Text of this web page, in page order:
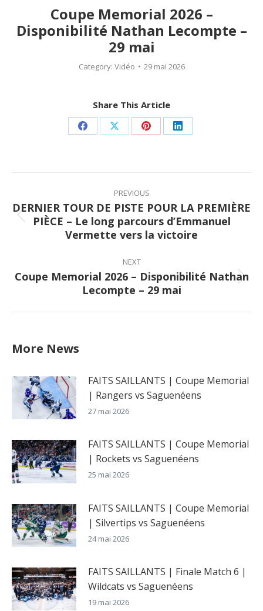
Coupe Memorial 2026 –
Disponibilité Nathan Lecompte –
29 mai
Category: Vidéo 29 mai 2026
Share This Article
Share Share Share Share
Post
PREVIOUS
Previous
post:
DERNIER TOUR DE PISTE POUR LA PREMIÈRE
PIÈCE – Le long parcours d’Emmanuel
Vermette vers la victoire
NEXT
Next
post:
Coupe Memorial 2026 – Disponibilité Nathan
Lecompte – 29 mai
More News
FAITS SAILLANTS | Coupe Memorial
| Rangers vs Saguenéens
27 mai 2026
FAITS SAILLANTS | Coupe Memorial
| Rockets vs Saguenéens
25 mai 2026
FAITS SAILLANTS | Coupe Memorial
| Silvertips vs Saguenéens
24 mai 2026
FAITS SAILLANTS | Finale Match 6 |
Wildcats vs Saguenéens
19 mai 2026